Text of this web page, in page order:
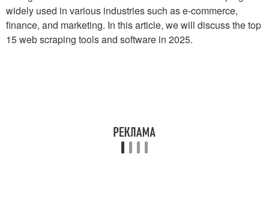
widely used in various industries such as e-commerce,
finance, and marketing. In this article, we will discuss the top
15 web scraping tools and software in 2025.